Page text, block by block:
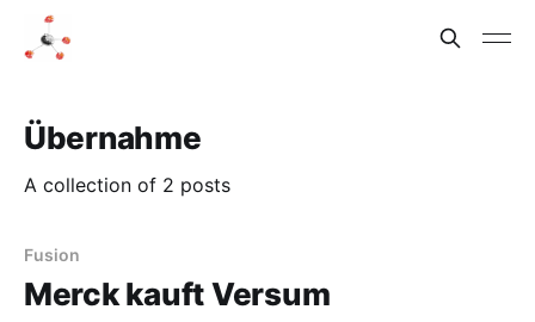
Übernahme
A collection of 2 posts
Fusion
Merck kauft Versum